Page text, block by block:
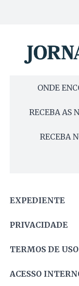
ONDE
RECEBA AS
RECEBA
EXPEDIENTE
PRIVACIDADE
TERMOS DE USO
ACESSO